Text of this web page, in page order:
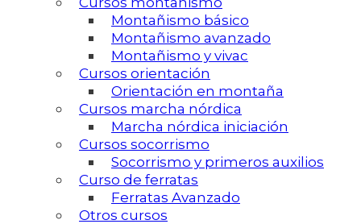
Montañismo básico
Montañismo avanzado
Montañismo y vivac
Cursos orientación
Orientación en montaña
Cursos marcha nórdica
Marcha nórdica iniciación
Cursos socorrismo
Socorrismo y primeros auxilios
Curso de ferratas
Ferratas Avanzado
Otros cursos